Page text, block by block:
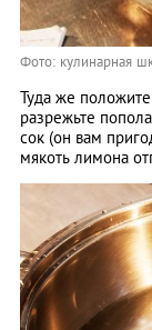
Фото: кулинарная
Туда же
разрежьте
сок (он вам
мякоть лимона